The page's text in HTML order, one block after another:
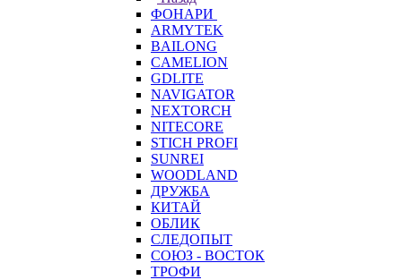
ФОНАРИ
ARMYTEK
BAILONG
CAMELION
GDLITE
NAVIGATOR
NEXTORCH
NITECORE
STICH PROFI
SUNREI
WOODLAND
ДРУЖБА
КИТАЙ
ОБЛИК
СЛЕДОПЫТ
СОЮЗ - ВОСТОК
ТРОФИ